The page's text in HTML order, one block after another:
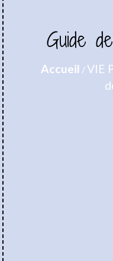
Guide
Accueil /VIE